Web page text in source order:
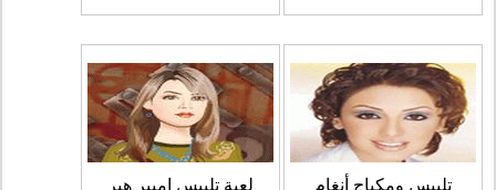
تلبيس ومكياج أنغام لعبة تلبيس امبير هير